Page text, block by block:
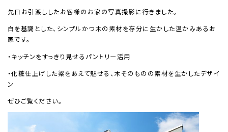
先日お引渡ししたお客様のお家の写真撮影に行きました。
白を基調とした、シンプルかつ木の素材を存分に生かした温かみあるお
家です。
・キッチンをすっきり見せるパントリー活用
・化粧仕上げした梁をあえて魅せる、木そのものの素材を生かしたデザイ
ン
ぜひご覧ください。